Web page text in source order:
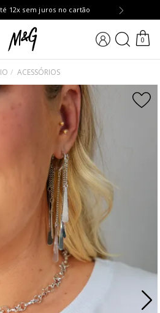
12x sem juros no cartão
0
ACESSÓRIOS